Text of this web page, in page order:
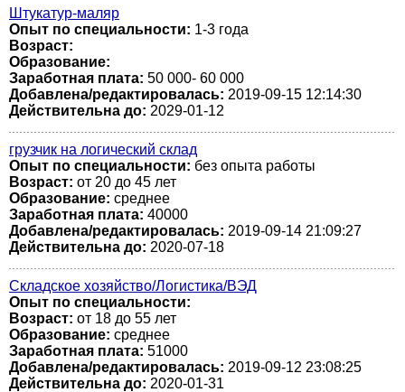
Штукатур-маляр
Опыт по специальности: 1-3 года
Возраст:
Образование:
Заработная плата: 50 000- 60 000
Добавлена/редактировалась: 2019-09-15 12:14:30
Действительна до: 2029-01-12
грузчик на логический склад
Опыт по специальности: без опыта работы
Возраст: от 20 до 45 лет
Образование: среднее
Заработная плата: 40000
Добавлена/редактировалась: 2019-09-14 21:09:27
Действительна до: 2020-07-18
Складское хозяйство/Логистика/ВЭД
Опыт по специальности:
Возраст: от 18 до 55 лет
Образование: среднее
Заработная плата: 51000
Добавлена/редактировалась: 2019-09-12 23:08:25
Действительна до: 2020-01-31